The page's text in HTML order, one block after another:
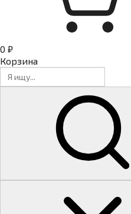
0 ₽
Корзина